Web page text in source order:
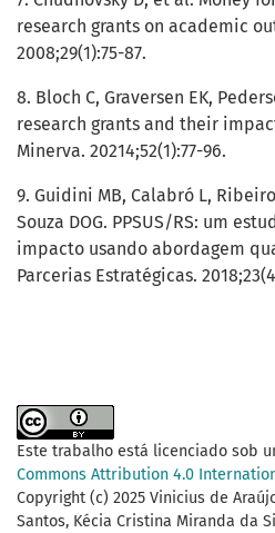
research grants on academic
2008;29(1):75-87.
8. Bloch C, Graversen EK,
research grants and their
Minerva. 20214;52(1):77-96.
9. Guidini MB, Calabró L,
Souza DOG. PPSUS/RS: um
impacto usando abordagem
Parcerias Estratégicas.
Este trabalho está licenciado sob
Commons Attribution 4.0
Copyright (c) 2025 Vinicius de
Santos, Kécia Cristina Miranda da